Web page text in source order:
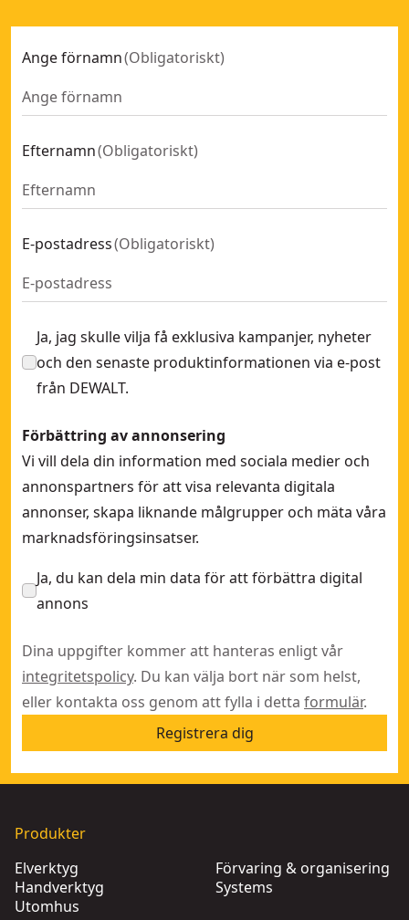
Ange förnamn(Obligatoriskt)
Efternamn(Obligatoriskt)
E-postadress(Obligatoriskt)
Ja, jag skulle vilja få exklusiva kampanjer, nyheter
och den senaste produktinformationen via e-post
från DEWALT.
Förbättring av annonsering
Vi vill dela din information med sociala medier och
annonspartners för att visa relevanta digitala
annonser, skapa liknande målgrupper och mäta våra
marknadsföringsinsatser.
Ja, du kan dela min data för att förbättra digital
annons
Dina uppgifter kommer att hanteras enligt vår
integritetspolicy. Du kan välja bort när som helst,
eller kontakta oss genom att fylla i detta formulär.
Registrera dig
Produkter
Elverktyg
Handverktyg
Utomhus
Förvaring & organisering
Systems